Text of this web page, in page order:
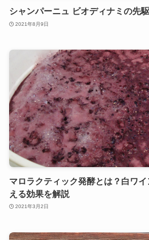
シャンパーニュ ビオディナミの先
2021年8月9日
マロラクティック発酵とは？白ワ
える効果を解説
2021年3月2日